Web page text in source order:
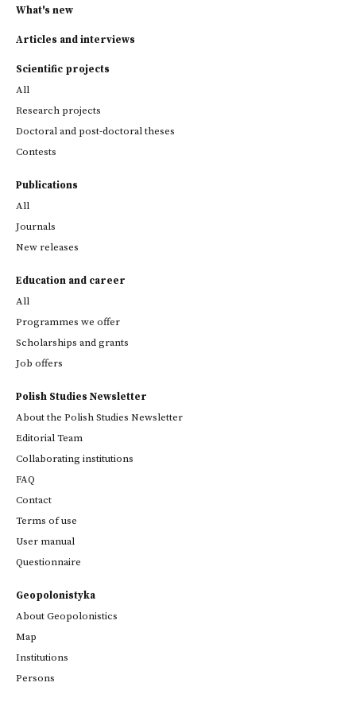
What's new
Articles and interviews
Scientific projects
All
Research projects
Doctoral and post-doctoral theses
Contests
Publications
All
Journals
New releases
Education and career
All
Programmes we offer
Scholarships and grants
Job offers
Polish Studies Newsletter
About the Polish Studies Newsletter
Editorial Team
Collaborating institutions
FAQ
Contact
Terms of use
User manual
Questionnaire
Geopolonistyka
About Geopolonistics
Map
Institutions
Persons